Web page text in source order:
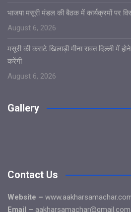
भाजपा मसूरी मंडल की बैठक में कार्यक्रमों पर
August 6, 2026
मसूरी की कराटे खिलाड़ी मीना रावत दिल्ली में
करेंगी
August 6, 2026
Gallery
Contact Us
Website –
Email – aakharsamachar@gmail.com